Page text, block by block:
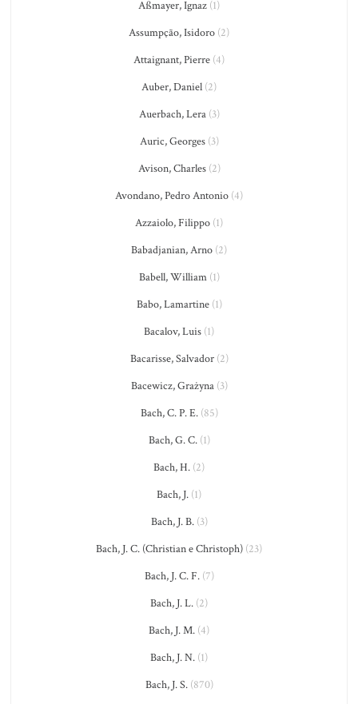
Aßmayer, Ignaz (1)
Assumpção, Isidoro (2)
Attaignant, Pierre (4)
Auber, Daniel (2)
Auerbach, Lera(3)
Auric, Georges(3)
Avison, Charles(2)
Avondano, Pedro Antonio (4)
Azzaiolo, Filippo (1)
Babadjanian, Arno (2)
Babell, William(1)
Babo, Lamartine(1)
Bacalov, Luis (1)
Bacarisse, Salvador(2)
Bacewicz, Grażyna(3)
Bach, C. P. E.(85)
Bach, G. C.(1)
Bach, H. (2)
Bach, J. (1)
Bach, J. B.(3)
Bach, J. C. (Christian e Christoph) (23)
Bach, J. C. F.(7)
Bach, J. L. (2)
Bach, J. M. (4)
Bach, J. N. (1)
Bach, J. S.(870)